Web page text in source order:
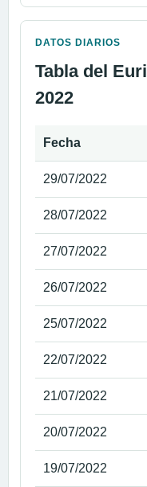
DATOS DIARIOS
Tabla del
2022
Fecha
29/07/2022
28/07/2022
27/07/2022
26/07/2022
25/07/2022
22/07/2022
21/07/2022
20/07/2022
19/07/2022